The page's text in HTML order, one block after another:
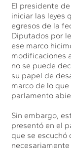
El presidente
iniciar las leyes
egresos de la
Diputados por
ese marco
modificaciones
no se puede
su papel de
marco de lo
parlamento
Sin embargo,
presentó en el
que se